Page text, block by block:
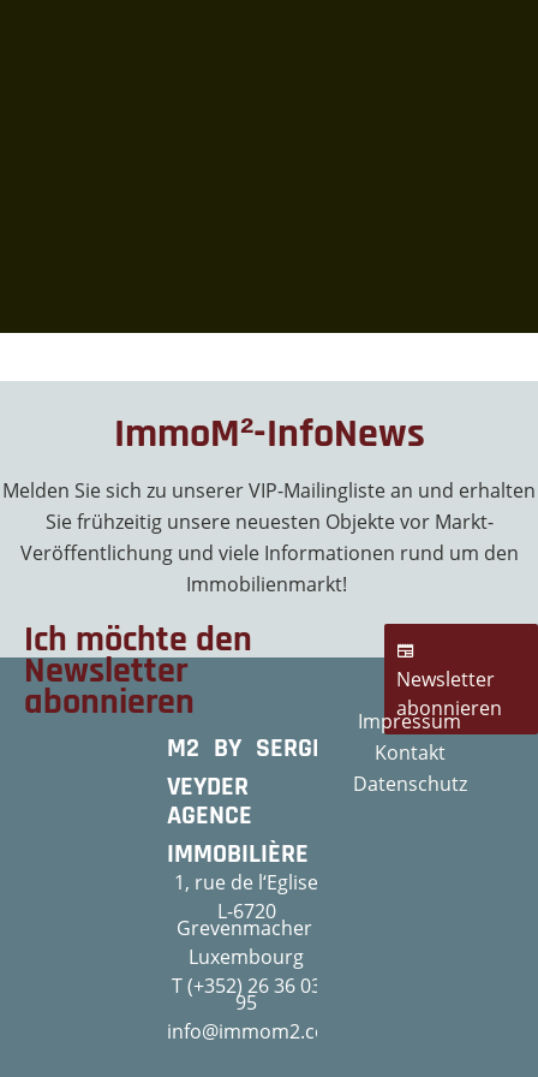
ImmoM²-InfoNews
Melden Sie sich zu unserer VIP-Mailingliste an und erhalten
Sie frühzeitig unsere neuesten Objekte vor Markt-
Veröffentlichung und viele Informationen rund um den
Immobilienmarkt!
Ich möchte den
Newsletter
abonnieren
Newsletter
abonnieren
M2 BY SERGE
VEYDER
AGENCE
IMMOBILIÈRE
1, rue de l‘Eglise
L-6720
Grevenmacher
Luxembourg
T (+352) 26 36 03
95
info@immom2.com
Impressum
Kontakt
Datenschutz